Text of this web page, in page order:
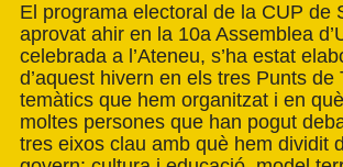
El programa electoral de la CUP de
aprovat ahir en la 10a Assemblea
celebrada a l’Ateneu, s’ha estat
d’aquest hivern en els tres Punts de
temàtics que hem organitzat i en
moltes persones que han pogut
tres eixos clau amb què hem dividit